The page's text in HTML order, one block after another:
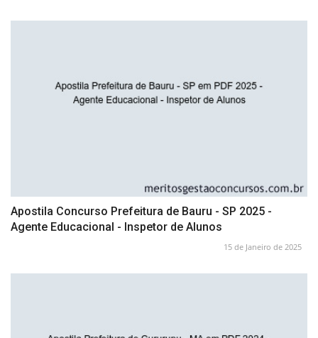
Apostila Concurso Prefeitura de Bauru - SP 2025 -
Agente Educacional - Inspetor de Alunos
15 de Janeiro de 2025